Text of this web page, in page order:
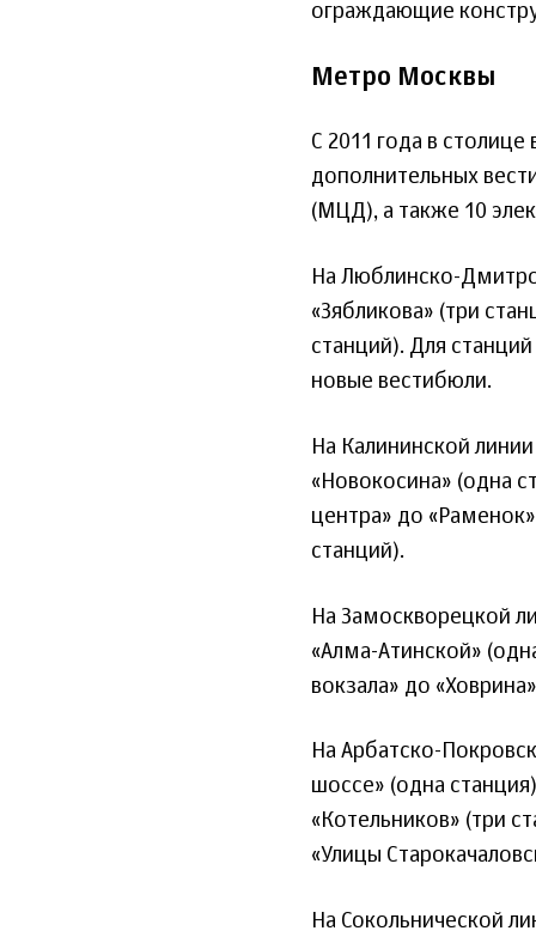
ограждающие
Метро Москвы
С 2011 года в
дополнительных
(МЦД), а также 10
На Люблинско-
«Зябликова» (три
станций). Для
новые вестибюли.
На Калининской
«Новокосина» (одна
центра» до
станций).
На Замоскворецкой
«Алма-Атинской»
вокзала» до
На Арбатско-
шоссе» (одна
«Котельников» (три
«Улицы
На Сокольнической